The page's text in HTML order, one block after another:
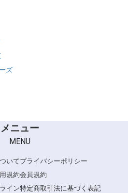
ズ
メニュー
MENU
いてプライバシーポリシー
規約会員規約
イン特定商取引法に基づく表記